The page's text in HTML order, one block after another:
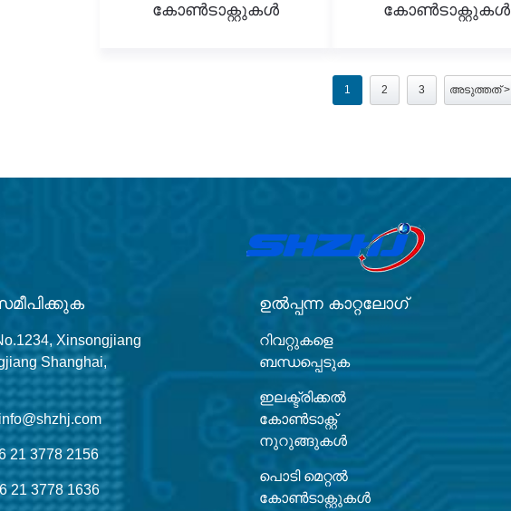
കോൺടാക്റ്റുകൾ
കോൺടാക്റ്റുകൾ
1 2 3 അടുത്തത് >
Xinsongjiang
Shanghai,
3778 2156
3778 1636
ഉൽപ്പന്ന കാറ്റലോഗ്
റിവറ്റുകളെ
ബന്ധപ്പെടുക
ഇലക്ട്രിക്കൽ
കോൺടാക്റ്റ്
നുറുങ്ങുകൾ
പൊടി മെറ്റൽ
കോൺടാക്റ്റുകൾ